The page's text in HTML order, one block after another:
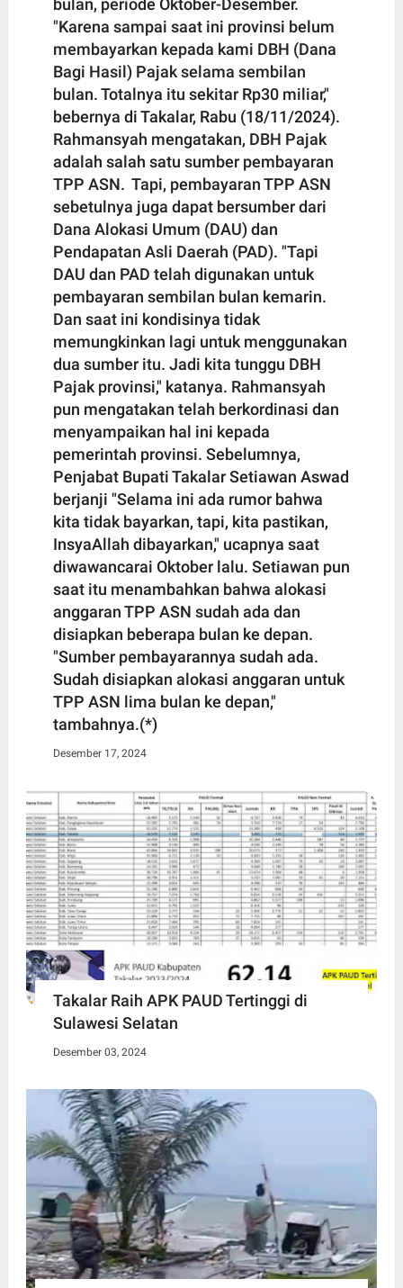
bulan, periode Oktober-Desember.
"Karena sampai saat ini provinsi belum
membayarkan kepada kami DBH (Dana
Bagi Hasil) Pajak selama sembilan
bulan. Totalnya itu sekitar Rp30 miliar,"
bebernya di Takalar, Rabu (18/11/2024).
Rahmansyah mengatakan, DBH Pajak
adalah salah satu sumber pembayaran
TPP ASN. Tapi, pembayaran TPP ASN
sebetulnya juga dapat bersumber dari
Dana Alokasi Umum (DAU) dan
Pendapatan Asli Daerah (PAD). "Tapi
DAU dan PAD telah digunakan untuk
pembayaran sembilan bulan kemarin.
Dan saat ini kondisinya tidak
memungkinkan lagi untuk menggunakan
dua sumber itu. Jadi kita tunggu DBH
Pajak provinsi," katanya. Rahmansyah
pun mengatakan telah berkordinasi dan
menyampaikan hal ini kepada
pemerintah provinsi. Sebelumnya,
Penjabat Bupati Takalar Setiawan Aswad
berjanji "Selama ini ada rumor bahwa
kita tidak bayarkan, tapi, kita pastikan,
InsyaAllah dibayarkan," ucapnya saat
diwawancarai Oktober lalu. Setiawan pun
saat itu menambahkan bahwa alokasi
anggaran TPP ASN sudah ada dan
disiapkan beberapa bulan ke depan.
"Sumber pembayarannya sudah ada.
Sudah disiapkan alokasi anggaran untuk
TPP ASN lima bulan ke depan,"
tambahnya.(*)
Desember 17, 2024
Takalar Raih APK PAUD Tertinggi di
Sulawesi Selatan
Desember 03, 2024